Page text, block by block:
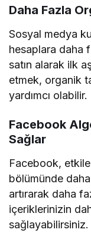
Daha Fazla
Sosyal medya
hesaplara daha
satın alarak ilk
etmek, organik
yardımcı olabilir.
Facebook
Sağlar
Facebook,
bölümünde daha
artırarak daha
içeriklerinizin
sağlayabilirsiniz.